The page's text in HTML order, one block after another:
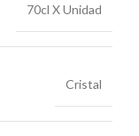
70cl X Unidad
Cristal